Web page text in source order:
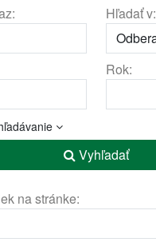
Hľadať v:
Rok:
Vyhľadať
na stránke: